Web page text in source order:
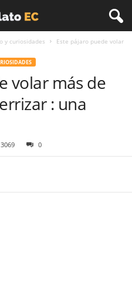
y curiosidades
Este pájaro puede volar
volar más de
: una
3069 0